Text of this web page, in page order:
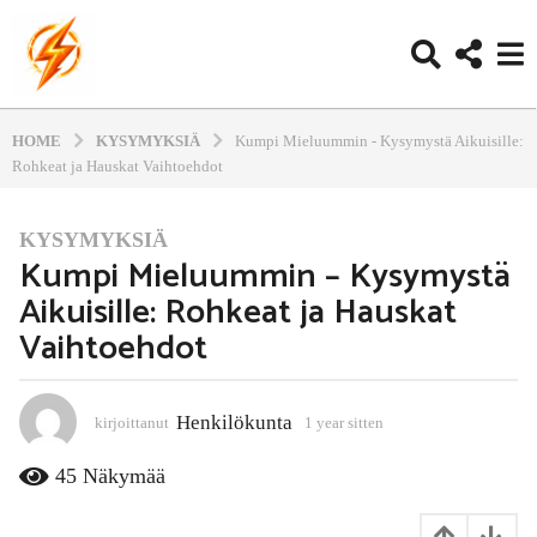
HOME KYSYMYKSIÄ
Kumpi Mieluummin - Kysymystä Aikuisille:
Rohkeat ja Hauskat Vaihtoehdot
1
y
e
a
r
i
t
t
KYSYMYKSIÄ
Kumpi Mieluummin – Kysymystä
Aikuisille: Rohkeat ja Hauskat
Vaihtoehdot
kirjoittanut Henkilökunta 1 year sitten
45 Näkymää